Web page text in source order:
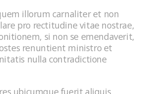
illorum carnaliter et non
pro rectitudine vitae nostrae,
si non se emendaverit,
renuntient ministro et
nulla contradictione
ubicumque fuerit aliquis